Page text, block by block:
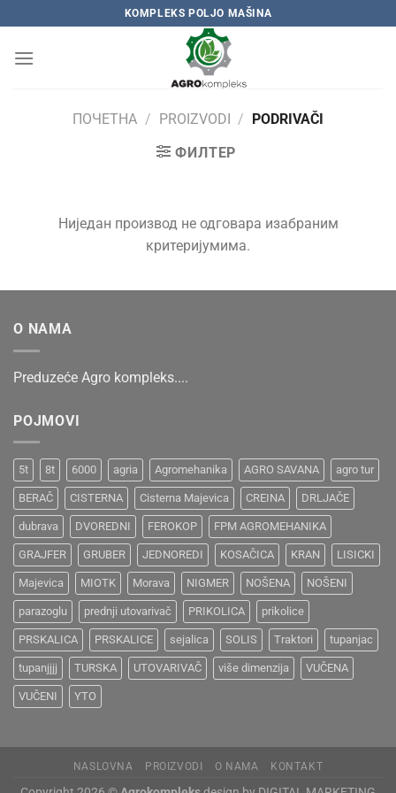
to
content
KOMPLEKS POLJO MAŠINA
ПОЧЕТНА / PROIZVODI / PODRIVAČI
ФИЛТЕР
Ниједан производ не одговара изабраним
критеријумима.
O NAMA
Preduzeće Agro kompleks....
POJMOVI
5t 8t 6000 agria Agromehanika AGRO SAVANA agro tur
BERAČ CISTERNA Cisterna Majevica CREINA DRLJAČE
dubrava DVOREDNI FEROKOP FPM AGROMEHANIKA
GRAJFER GRUBER JEDNOREDI KOSAČICA KRAN LISICKI
Majevica MIOTK Morava NIGMER NOŠENA NOŠENI
parazoglu prednji utovarivač PRIKOLICA prikolice
PRSKALICA PRSKALICE sejalica SOLIS Traktori tupanjac
tupanjjjj TURSKA UTOVARIVAČ više dimenzija VUČENA
VUČENI YTO
NASLOVNA PROIZVODI O NAMA KONTAKT